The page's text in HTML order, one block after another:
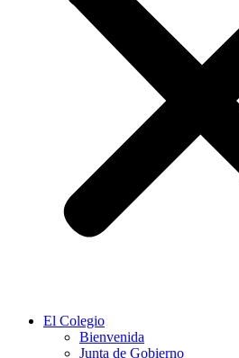
El Colegio
Bienvenida
Junta de Gobierno